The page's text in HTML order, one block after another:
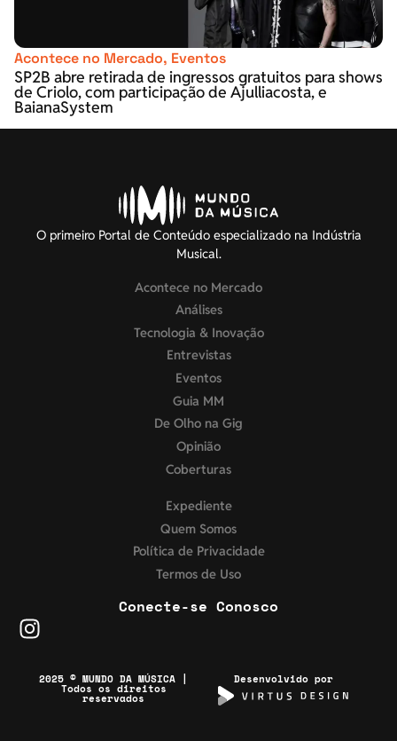
Acontece no Mercado, Eventos
SP2B abre retirada de ingressos gratuitos para shows
de Criolo, com participação de Ajulliacosta, e
BaianaSystem
O primeiro Portal de Conteúdo especializado na Indústria
Musical.
Acontece no Mercado
Análises
Tecnologia & Inovação
Entrevistas
Eventos
Guia MM
De Olho na Gig
Opinião
Coberturas
Expediente
Quem Somos
Política de Privacidade
Termos de Uso
Conecte-se Conosco
2025 © MUNDO DA MÚSICA |
Todos os direitos
reservados
Desenvolvido por